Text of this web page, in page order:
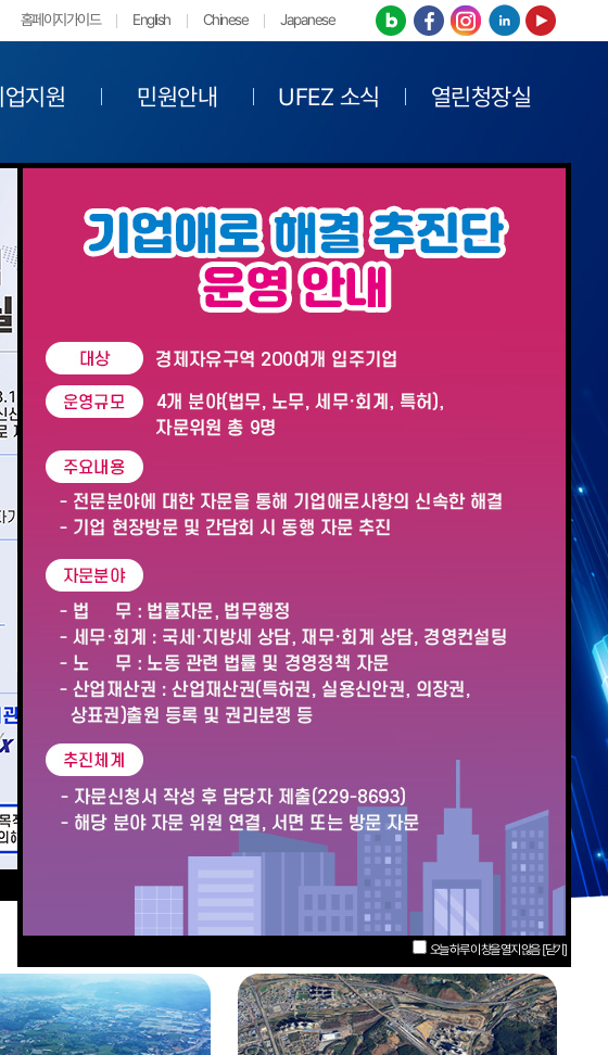
오늘 하루 이 창을 열지 않음
오늘 하루 이 창을 열지 않음 [닫기]
홈페이지가이드 English Chinese Japanese
업지원 민원안내 UFEZ 소식 열린청장실
지속성장 견인